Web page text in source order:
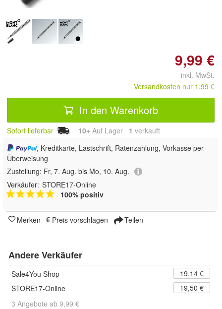
9,99 €
inkl. MwSt.
Versandkosten nur 1,99 €
In den Warenkorb
Sofort lieferbar 10+ Auf Lager 1 verkauft
, Kreditkarte, Lastschrift, Ratenzahlung, Vorkasse per
Überweisung
Zustellung: Fr, 7. Aug. bis Mo, 10. Aug.
Verkäufer: STORE17-Online
100% positiv
Merken Preis vorschlagen Teilen
Andere Verkäufer
Sale4You Shop
19,14 €
STORE17-Online
19,50 €
3 Angebote ab 9,99 €